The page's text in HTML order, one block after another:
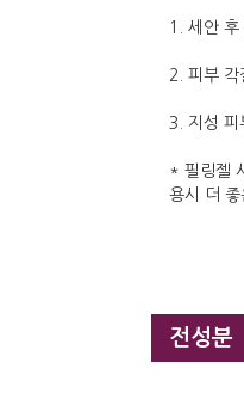
1. 세안 후
2. 피부 각
3. 지성 피
* 필링젤
용시 더 좋
전성분